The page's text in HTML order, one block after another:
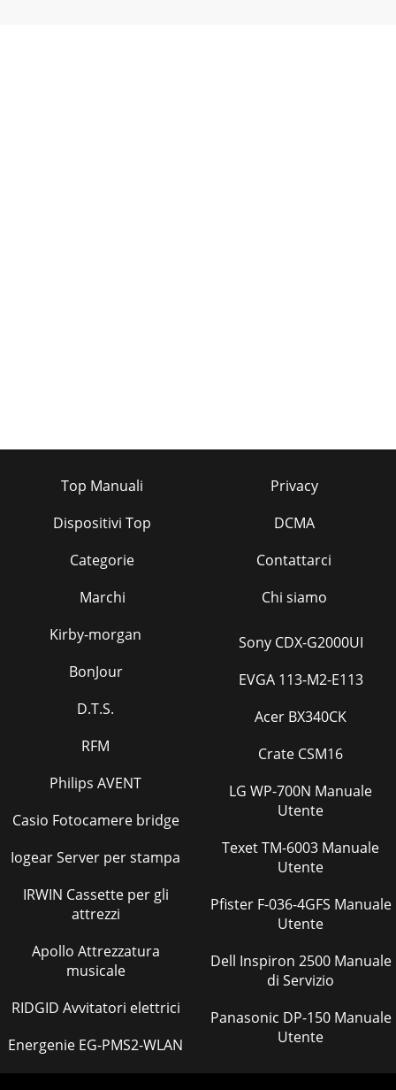
Top Manuali
Dispositivi Top
Categorie
Marchi
Privacy
DCMA
Contattarci
Chi siamo
Kirby-morgan
BonJour
D.T.S.
RFM
Philips AVENT
Casio Fotocamere bridge
Iogear Server per stampa
IRWIN Cassette per gli
attrezzi
Apollo Attrezzatura
musicale
RIDGID Avvitatori elettrici
Energenie EG-PMS2-WLAN
Sony CDX-G2000UI
EVGA 113-M2-E113
Acer BX340CK
Crate CSM16
LG WP-700N Manuale
Utente
Texet TM-6003 Manuale
Utente
Pfister F-036-4GFS Manuale
Utente
Dell Inspiron 2500 Manuale
di Servizio
Panasonic DP-150 Manuale
Utente